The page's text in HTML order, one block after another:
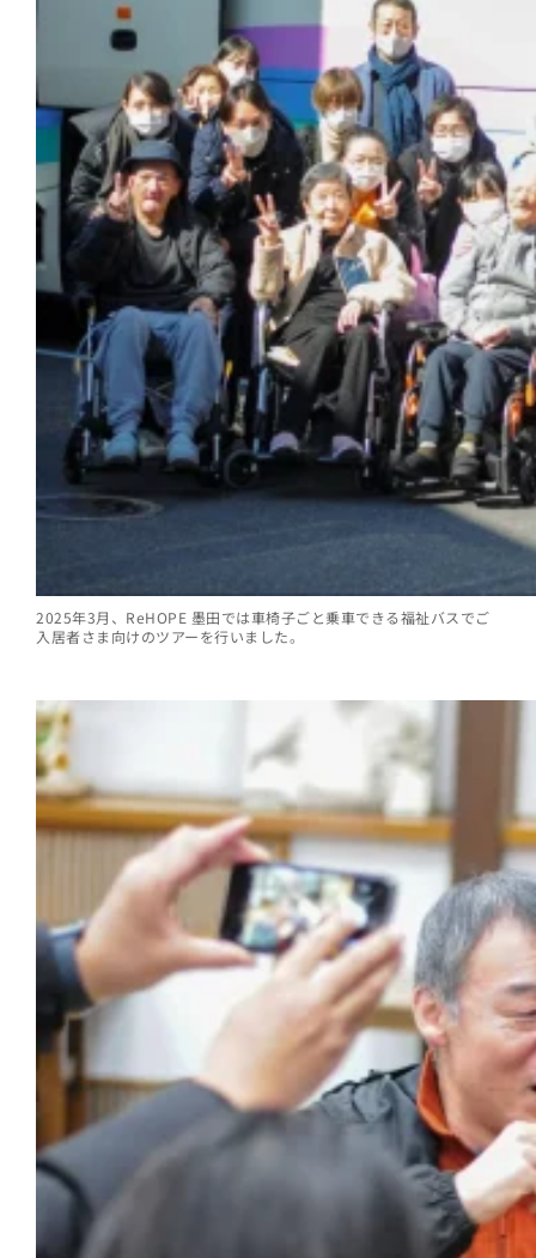
2025年3月、ReHOPE 墨田では車椅子ごと乗車できる福祉バスでご
入居者さま向けのツアーを行いました。